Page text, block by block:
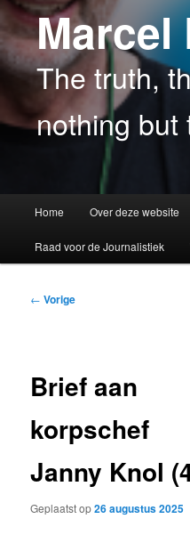
Marcel
The truth,
nothing but
Home Over deze website
Raad voor de Journalistiek
Bericht
← Vorige
Brief aan
korpschef
Janny Knol
Geplaatst op26 augustus 2025